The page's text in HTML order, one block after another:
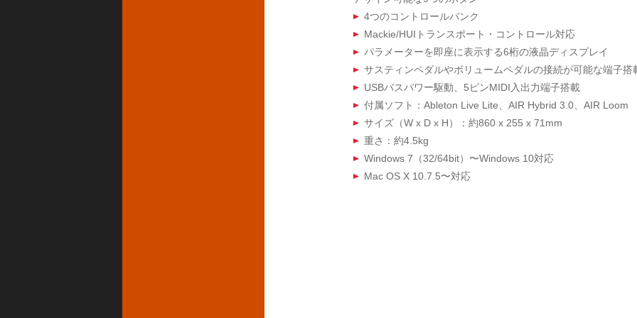
4つのコントロールバンク
Mackie/HUIトランスポート・コントロール対応
パラメーターを即座に表示する6桁の液晶ディスプレイ
サスティンペダルやボリュームペダルの接続が可能な端子搭
USBバスパワー駆動、5ピンMIDI入出力端子搭載
付属ソフト：Ableton Live Lite、AIR Hybrid 3.0、AIR Loom
サイズ（W x D x H）：約860 x 255 x 71mm
重さ：約4.5kg
Windows 7（32/64bit）〜Windows 10対応
Mac OS X 10.7.5〜対応